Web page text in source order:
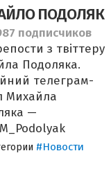
ПОДОЛЯК
подписчиков
з твіттеру
Подоляка.
телеграм-
Михайла
—
#Новости